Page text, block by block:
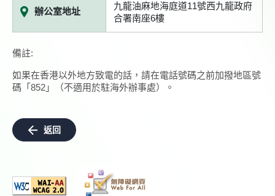
辦公室地址
九龍油麻地海庭道11號西九龍政府
合署南座6樓
備註:
如果在香港以外地方致電的話，請在電話號碼之前加撥地區號
碼「852」（不適用於駐海外辦事處）。
返回